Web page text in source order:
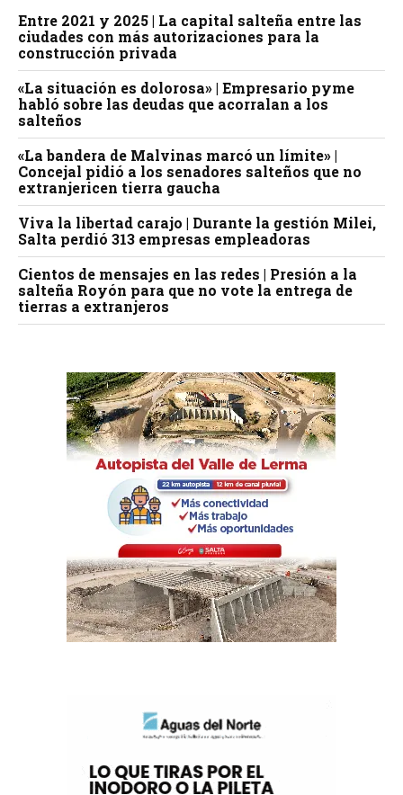
Entre 2021 y 2025 | La capital salteña entre las
ciudades con más autorizaciones para la
construcción privada
«La situación es dolorosa» | Empresario pyme
habló sobre las deudas que acorralan a los
salteños
«La bandera de Malvinas marcó un límite» |
Concejal pidió a los senadores salteños que no
extranjericen tierra gaucha
Viva la libertad carajo | Durante la gestión Milei,
Salta perdió 313 empresas empleadoras
Cientos de mensajes en las redes | Presión a la
salteña Royón para que no vote la entrega de
tierras a extranjeros